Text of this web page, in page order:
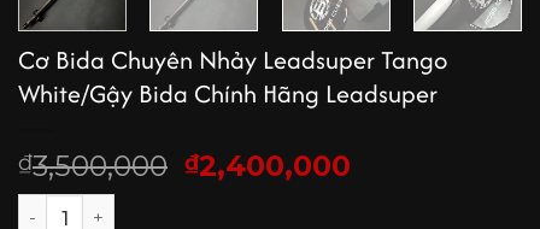
Cơ Bida Chuyên Nhảy Leadsuper Tango
White/Gậy Bida Chính Hãng Leadsuper
₫3,500,000 Giá
gốc
₫2,400,000
Cơ Bida Chuyên Nhảy Leadsuper Tango White/Gậy